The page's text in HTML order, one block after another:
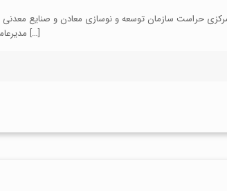
حراست سازمان توسعه و نوسازی معادن و صنایع معدنی
[…]